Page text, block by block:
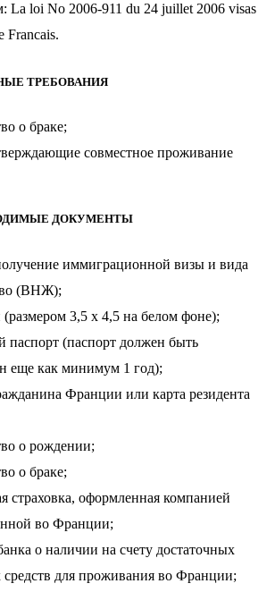
La loi No 2006-911 du 24 juillet 2006 visas
Francais.
ТРЕБОВАНИЯ
о браке;
совместное проживание
ДОКУМЕНТЫ
иммиграционной визы и вида
(ВНЖ);
3,5 х 4,5 на белом фоне);
паспорт (паспорт должен быть
еще как минимум 1 год);
Франции или карта резидента
о рождении;
о браке;
страховка, оформленная компанией
во Франции;
о наличии на счету достаточных
для проживания во Франции;